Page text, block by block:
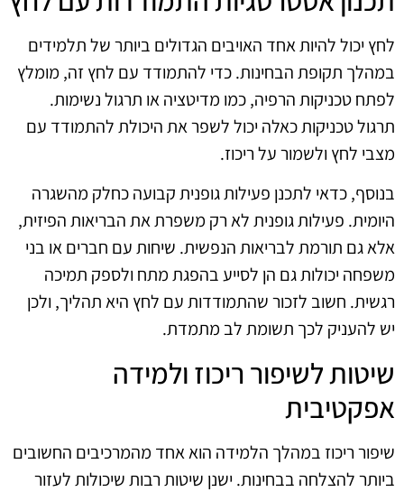
לחץ יכול להיות אחד האויבים הגדולים ביותר של תלמידים
במהלך תקופת הבחינות. כדי להתמודד עם לחץ זה, מומלץ
לפתח טכניקות הרפיה, כמו מדיטציה או תרגול נשימות.
תרגול טכניקות כאלה יכול לשפר את היכולת להתמודד עם
מצבי לחץ ולשמור על ריכוז.
בנוסף, כדאי לתכנן פעילות גופנית קבועה כחלק מהשגרה
היומית. פעילות גופנית לא רק משפרת את הבריאות הפיזית,
אלא גם תורמת לבריאות הנפשית. שיחות עם חברים או בני
משפחה יכולות גם הן לסייע בהפגת מתח ולספק תמיכה
רגשית. חשוב לזכור שהתמודדות עם לחץ היא תהליך, ולכן
יש להעניק לכך תשומת לב מתמדת.
שיטות לשיפור ריכוז ולמידה
אפקטיבית
שיפור ריכוז במהלך הלמידה הוא אחד מהמרכיבים החשובים
ביותר להצלחה בבחינות. ישנן שיטות רבות שיכולות לעזור